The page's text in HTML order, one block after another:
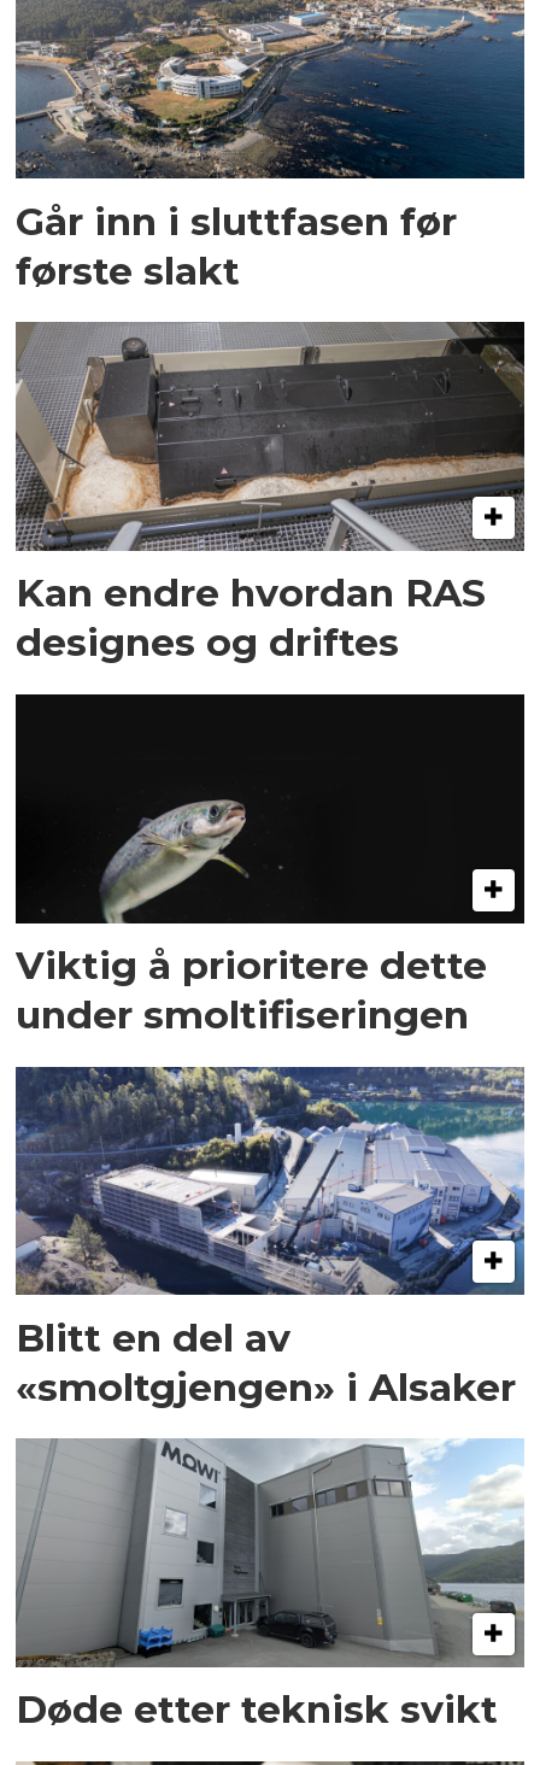
Går inn i sluttfasen før
første slakt
Kan endre hvordan RAS
designes og driftes
Viktig å prioritere dette
under smoltifiseringen
Blitt en del av
«smoltgjengen» i Alsaker
Døde etter teknisk svikt